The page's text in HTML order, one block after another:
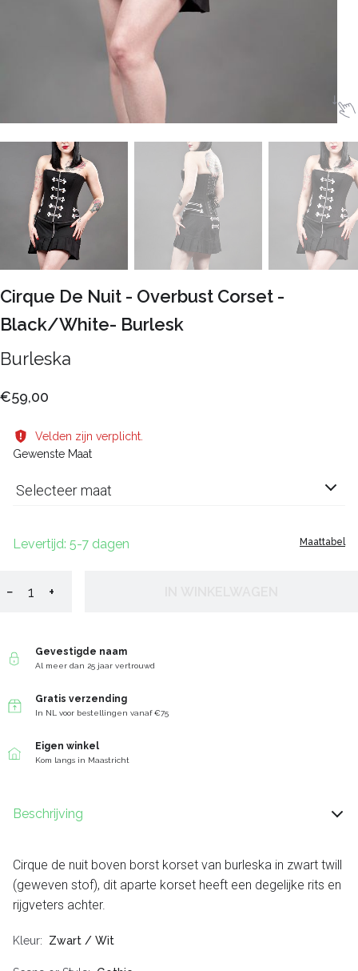
Cirque De Nuit - Overbust Corset -
Black/White- Burlesk
Burleska
€59,00
Velden zijn verplicht.
Gewenste Maat
Selecteer maat
Maattabel
Levertijd: 5-7 dagen
− +
Gevestigde naam
Al meer dan 25 jaar vertrouwd
Gratis verzending
In NL voor bestellingen vanaf €75
Eigen winkel
Kom langs in Maastricht
Beschrijving
Cirque de nuit boven borst korset van burleska in zwart twill
(geweven stof), dit aparte korset heeft een degelijke rits en
rijgveters achter.
Kleur Zwart / Wit